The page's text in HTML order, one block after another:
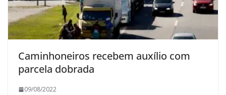
Caminhoneiros recebem auxílio com
parcela dobrada
09/08/2022